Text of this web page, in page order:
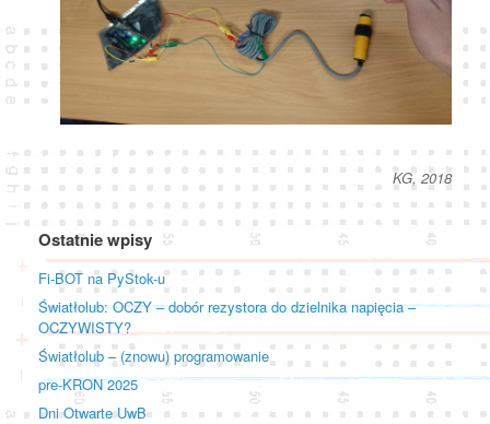
KG, 2018
Ostatnie wpisy
Fi-BOT na PyStok-u
Światłolub: OCZY – dobór rezystora do dzielnika napięcia –
OCZYWISTY?
Światłolub – (znowu) programowanie
pre-KRON 2025
Dni Otwarte UwB